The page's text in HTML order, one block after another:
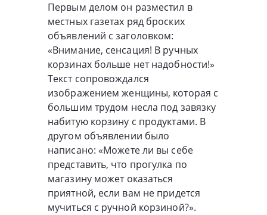
Первым делом он разместил в
местных газетах ряд броских
объявлений с заголовком:
«Внимание, сенсация! В ручных
корзинах больше нет надобности!»
Текст сопровождался
изображением женщины, которая с
большим трудом несла под завязку
набитую корзину с продуктами. В
другом объявлении было
написано: «Можете ли вы себе
представить, что прогулка по
магазину может оказаться
приятной, если вам не придется
мучиться с ручной корзиной?».